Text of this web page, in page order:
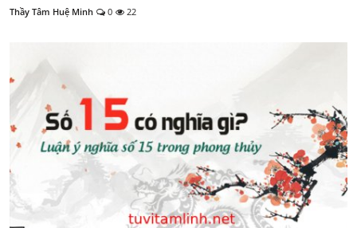
Thầy Tâm Huệ Minh 0 22